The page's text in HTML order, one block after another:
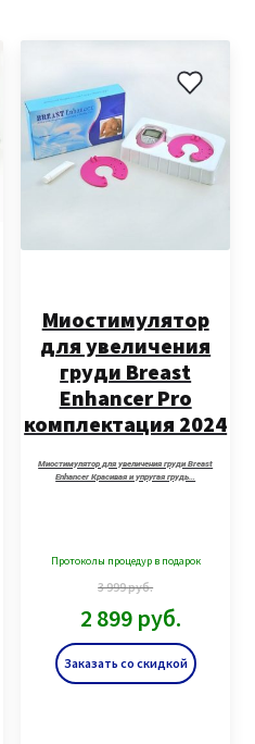
Заказать со скидкой
Миостимулятор
для увеличения
груди Breast
Enhancer Pro
комплектация 2024
Миостимулятор для увеличения груди Breast
Enhancer Красивая и упругая грудь…
Протоколы процедур в подарок
3 999руб.
2 899 руб.